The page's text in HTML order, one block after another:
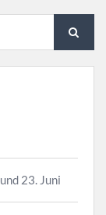
23. Juni